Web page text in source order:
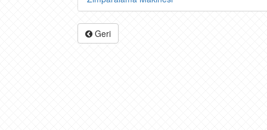
Geri